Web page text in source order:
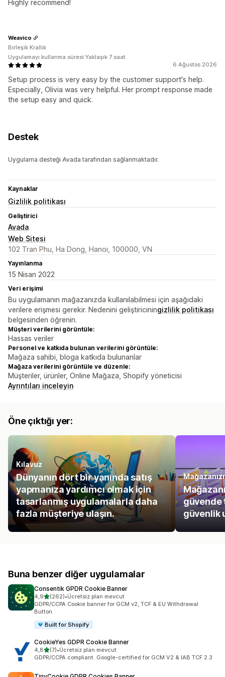
Highly recommend!
6 Ağustos 2026
Setup process is very easy by the customer support's help.
Especially, Olivia was very helpful. Her prompt response made
the setup easy and quick.
Weavico
Birleşik Krallık
Uygulamayı kullanma süresi:Yaklaşık 7 saat
Destek
Uygulama desteği Avada tarafından sağlanmaktadır.
Kaynaklar
Gizlilik politikası
Geliştirici
Avada
Web Sitesi
102 Tran Phu, Ha Dong, Hanoi, 100000, VN
Yayınlanma
15 Nisan 2022
Veri erişimi
Bu uygulamanın mağazanızda kullanılabilmesi için aşağıdaki
verilere erişmesi gerekir. Nedenini geliştiriciningizlilik politikası
belgesinden öğrenin.
Müşteri verilerini görüntüle:
Hassas veriler
Personel ve katkıda bulunan verilerini görüntüle:
Mağaza sahibi, bloga katkıda bulunanlar
Mağaza verilerini görüntüle ve düzenle:
Müşteriler, ürünler, Online Mağaza, Shopify yöneticisi
Ayrıntıları inceleyin
Öne çıktığı yer:
Kılavuz
Dünyanın dört bir yanında satış
yapmanıza yardımcı olmak için
tasarlanmış uygulamalarla daha
fazla müşteriye ulaşın.
güvende
güvenlik
Buna benzer diğer uygulamalar
Consentik GPDR Cookie Banner
4,95 yıldız üzerinden
(262)
toplam 262 değerlendirme
•Ücretsiz plan mevcut
GDPR/CCPA Cookie banner for GCM v2, TCF & EU Withdrawal
Button
Built for Shopify
CookieYes GDPR Cookie Banner
4,85 yıldız üzerinden
(7)
toplam 7 değerlendirme
•Ücretsiz plan mevcut
GDPR/CCPA compliant. Google-certified for GCM V2 & IAB TCF 2.3